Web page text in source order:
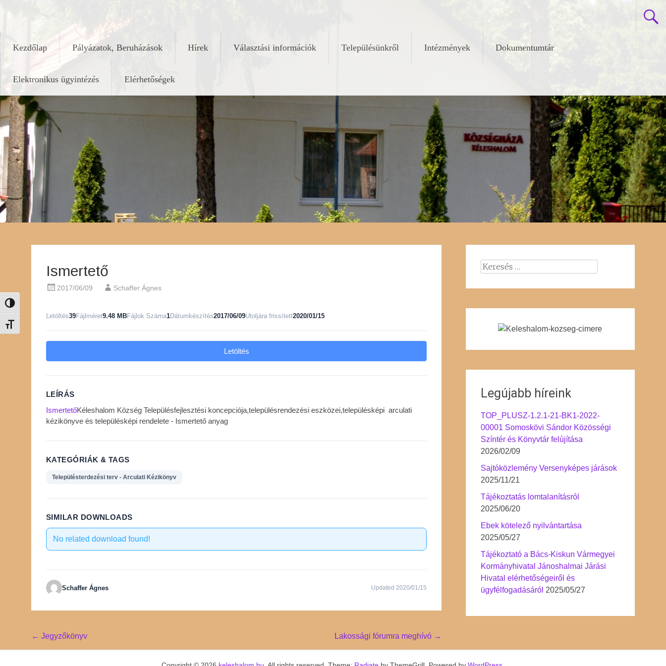
Nagy kontraszt váltása
Betűméret váltása
Kezdőlap Pályázatok, Beruházások Hírek Választási információk Településünkről Intézmények Dokumentumtár
Elektronikus ügyintézés Elérhetőségek
Ismertető
2017/06/09 Schaffer Ágnes
Letöltés39Fájlméret9.48 MBFájlok Száma1Dátumkészítés2017/06/09Utoljára frissített2020/01/15
Letöltés
LEÍRÁS
IsmertetőKéleshalom Község Településfejlesztési koncepciója,településrendezési eszközei,településképi arculati
kézikönyve és településképi rendelete - Ismertető anyag
KATEGÓRIÁK & TAGS
Településterdezési terv - Arculati Kézikönyv
SIMILAR DOWNLOADS
No related download found!
Schaffer Ágnes Updated 2020/01/15
Post
navigation
← Jegyzőkönyv Lakossági fórumra meghívó →
Keresés:
Legújabb híreink
TOP_PLUSZ-1.2.1-21-BK1-2022-
00001 Somoskövi Sándor Közösségi
Színtér és Könyvtár felújítása
2026/02/09
Sajtóközlemény Versenyképes járások
2025/11/21
Tájékoztatás lomtalanításról
2025/06/20
Ebek kötelező nyilvántartása
2025/05/27
Tájékoztató a Bács-Kiskun Vármegyei
Kormányhivatal Jánoshalmai Járási
Hivatal elérhetőségeiről és
ügyfélfogadásáról 2025/05/27